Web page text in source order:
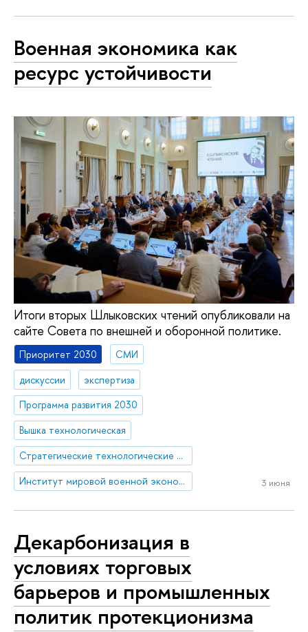
Военная экономика как
ресурс устойчивости
Итоги вторых Шлыковских чтений опубликовали на
сайте Совета по внешней и оборонной политике.
Приоритет 2030
СМИ
дискуссии
экспертиза
Программа развития 2030
Вышка технологическая
Стратегические технологические проекты
Институт мировой военной экономики и стратегии
3 июня
Декарбонизация в
условиях торговых
барьеров и промышленных
политик протекционизма